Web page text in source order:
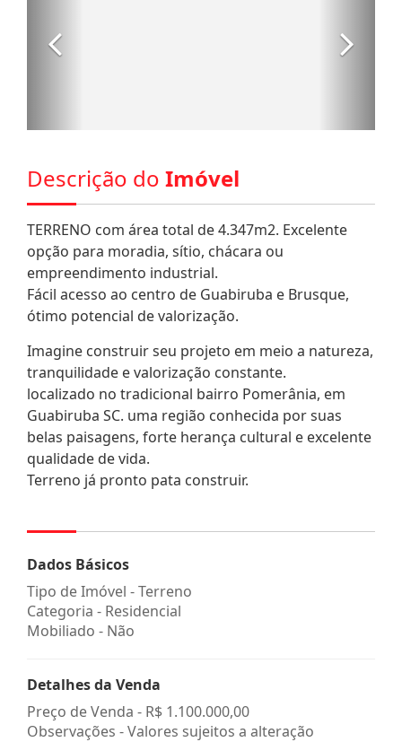
Descrição do Imóvel
TERRENO com área total de 4.347m2. Excelente
opção para moradia, sítio, chácara ou
empreendimento industrial.
Fácil acesso ao centro de Guabiruba e Brusque,
ótimo potencial de valorização.
Imagine construir seu projeto em meio a natureza,
tranquilidade e valorização constante.
localizado no tradicional bairro Pomerânia, em
Guabiruba SC. uma região conhecida por suas
belas paisagens, forte herança cultural e excelente
qualidade de vida.
Terreno já pronto pata construir.
Dados Básicos
Tipo de Imóvel - Terreno
Categoria - Residencial
Mobiliado - Não
Detalhes da Venda
Preço de Venda - R$ 1.100.000,00
Observações - Valores sujeitos a alteração